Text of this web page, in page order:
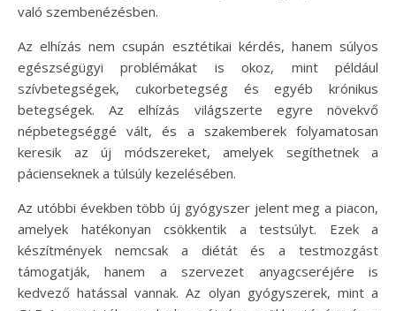
való szembenézésben.
Az elhízás nem csupán esztétikai kérdés, hanem súlyos
egészségügyi problémákat is okoz, mint például
szívbetegségek, cukorbetegség és egyéb krónikus
betegségek. Az elhízás világszerte egyre növekvő
népbetegséggé vált, és a szakemberek folyamatosan
keresik az új módszereket, amelyek segíthetnek a
pácienseknek a túlsúly kezelésében.
Az utóbbi években több új gyógyszer jelent meg a piacon,
amelyek hatékonyan csökkentik a testsúlyt. Ezek a
készítmények nemcsak a diétát és a testmozgást
támogatják, hanem a szervezet anyagcseréjére is
kedvező hatással vannak. Az olyan gyógyszerek, mint a